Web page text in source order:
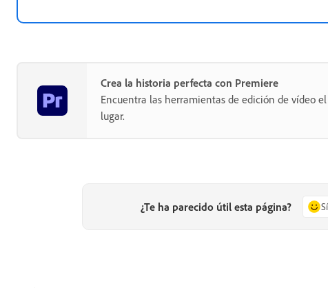
Crea la historia perfecta con Premiere
Encuentra las herramientas de edición de vídeo
lugar.
¿Te ha parecido útil esta página?